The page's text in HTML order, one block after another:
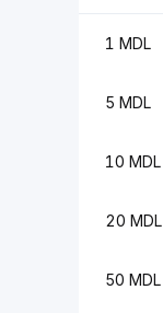
1 MDL
5 MDL
10 MDL
20 MDL
50 MDL